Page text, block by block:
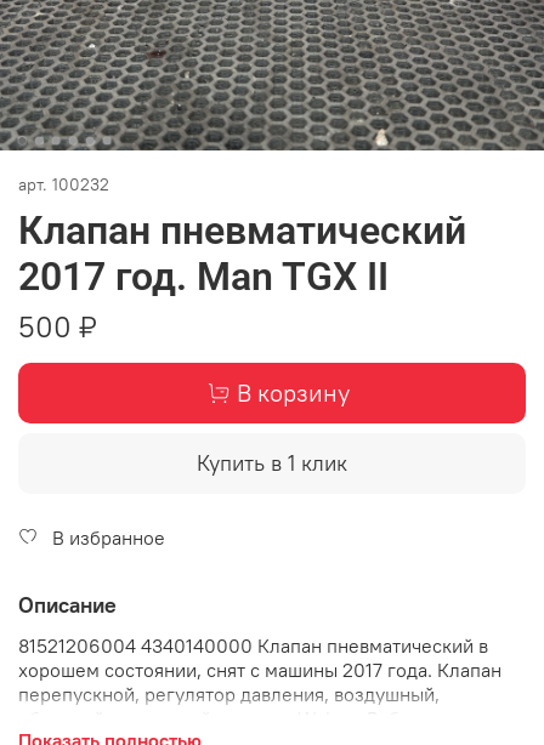
арт. 100232
Клапан пневматический
2017 год. Man TGX II
500 ₽
В корзину
Купить в 1 клик
В избранное
Описание
81521206004 4340140000 Клапан пневматический в
хорошем состоянии, снят с машины 2017 года. Клапан
перепускной, регулятор давления, воздушный,